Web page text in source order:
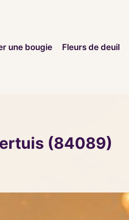
une bougie Fleurs de deuil
(84089)